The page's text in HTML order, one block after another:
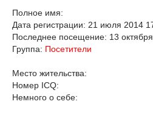
Полное имя:
Дата регистрации: 21 июля 2014
Последнее посещение: 13
Группа: Посетители
Место жительства:
Номер ICQ:
Немного о себе: